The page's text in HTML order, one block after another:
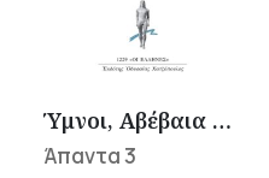
Ύμνοι, Αβέβαια αποσπάσματα
Άπαντα 3